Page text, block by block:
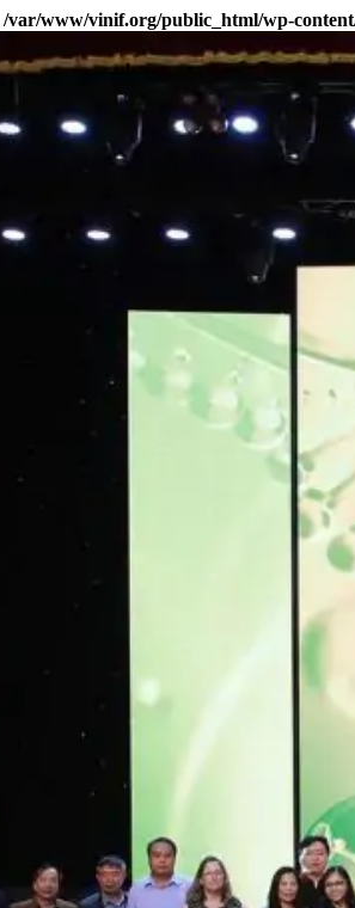
/var/www/vinif.org/public_html/wp-